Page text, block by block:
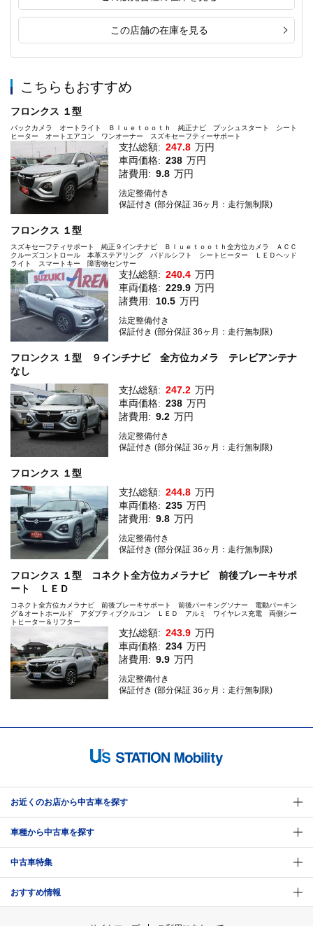
この店舗の在庫を見る
こちらもおすすめ
フロンクス １型
バックカメラ オートライト Ｂｌｕｅｔｏｏｔｈ 純正ナビ プッシュスタート シート
ヒーター オートエアコン ワンオーナー スズキセーフティーサポート
支払総額: 247.8 万円
車両価格: 238 万円
諸費用: 9.8 万円
法定整備付き
保証付き (部分保証 36ヶ月：走行無制限)
フロンクス １型
スズキセーフティサポート 純正９インチナビ Ｂｌｕｅｔｏｏｔｈ全方位カメラ ＡＣＣ
クルーズコントロール 本革ステアリング パドルシフト シートヒーター ＬＥＤヘッド
ライト スマートキー 障害物センサー
支払総額: 240.4 万円
車両価格: 229.9 万円
諸費用: 10.5 万円
法定整備付き
保証付き (部分保証 36ヶ月：走行無制限)
フロンクス １型 ９インチナビ 全方位カメラ テレビアンテナ
なし
支払総額: 247.2 万円
車両価格: 238 万円
諸費用: 9.2 万円
法定整備付き
保証付き (部分保証 36ヶ月：走行無制限)
フロンクス １型
支払総額: 244.8 万円
車両価格: 235 万円
諸費用: 9.8 万円
法定整備付き
保証付き (部分保証 36ヶ月：走行無制限)
フロンクス １型 コネクト全方位カメラナビ 前後ブレーキサポ
ート ＬＥＤ
コネクト全方位カメラナビ 前後ブレーキサポート 前後パーキングソナー 電動パーキン
グ＆オートホールド アダプティブクルコン ＬＥＤ アルミ ワイヤレス充電 両側シー
トヒーター＆リフター
支払総額: 243.9 万円
車両価格: 234 万円
諸費用: 9.9 万円
法定整備付き
保証付き (部分保証 36ヶ月：走行無制限)
お近くのお店から中古車を探す
車種から中古車を探す
中古車特集
おすすめ情報